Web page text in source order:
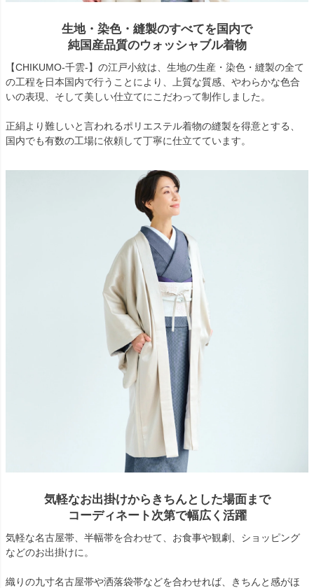
生地・染色・縫製のすべてを国内で
純国産品質のウォッシャブル着物
【CHIKUMO-千雲-】の江戸小紋は、生地の生産・染色・縫製の全て
の工程を日本国内で行うことにより、上質な質感、やわらかな色合
いの表現、そして美しい仕立てにこだわって制作しました。
正絹より難しいと言われるポリエステル着物の縫製を得意とする、
国内でも有数の工場に依頼して丁寧に仕立てています。
気軽なお出掛けからきちんとした場面まで
コーディネート次第で幅広く活躍
気軽な名古屋帯、半幅帯を合わせて、お食事や観劇、ショッピング
などのお出掛けに。
織りの九寸名古屋帯や洒落袋帯などを合わせれば、きちんと感がほ